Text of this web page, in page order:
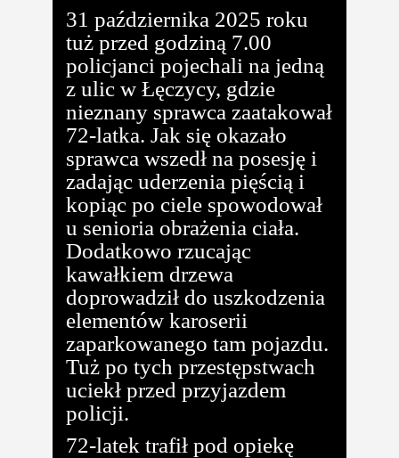
31 października 2025 roku
tuż przed godziną 7.00
policjanci pojechali na jedną
z ulic w Łęczycy, gdzie
nieznany sprawca zaatakował
72-latka. Jak się okazało
sprawca wszedł na posesję i
zadając uderzenia pięścią i
kopiąc po ciele spowodował
u senioria obrażenia ciała.
Dodatkowo rzucając
kawałkiem drzewa
doprowadził do uszkodzenia
elementów karoserii
zaparkowanego tam pojazdu.
Tuż po tych przestępstwach
uciekł przed przyjazdem
policji.
72-latek trafił pod opiekę